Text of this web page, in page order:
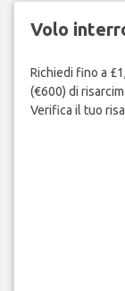
Volo
Richiedi fino a
(€600) di
Verifica il tuo